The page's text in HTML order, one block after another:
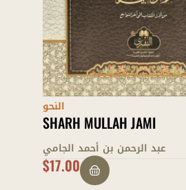
النحو
SHARH MULLAH JAMI
عبد الرحمن بن أحمد الجامي
$17.00